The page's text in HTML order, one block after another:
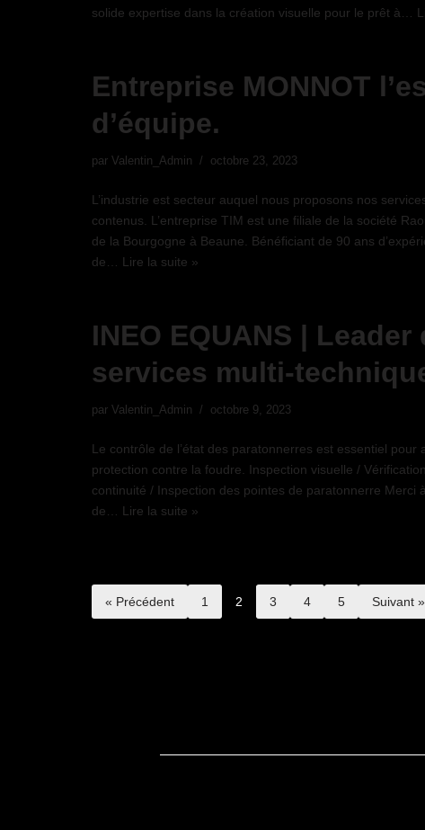
solide expertise dans la création visuelle pour le prêt à…
Entreprise MONNOT
d’équipe.
par Valentin_Admin octobre 23, 2023
L’industrie est secteur auquel nous proposons nos
contenus. L’entreprise TIM est une filiale de la société
de la Bourgogne à Beaune. Bénéficiant de 90 ans
de… Lire la suite »
INEO EQUANS | Leader
services multi-
par Valentin_Admin octobre 9, 2023
Le contrôle de l’état des paratonnerres est essentiel pour
protection contre la foudre. Inspection visuelle /
continuité / Inspection des pointes de paratonnerre Merci
de… Lire la suite »
« Précédent 1 2 3 4 5 Suivant »